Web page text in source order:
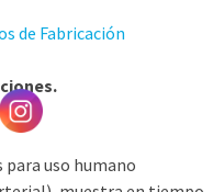
de Fabricación
uso humano